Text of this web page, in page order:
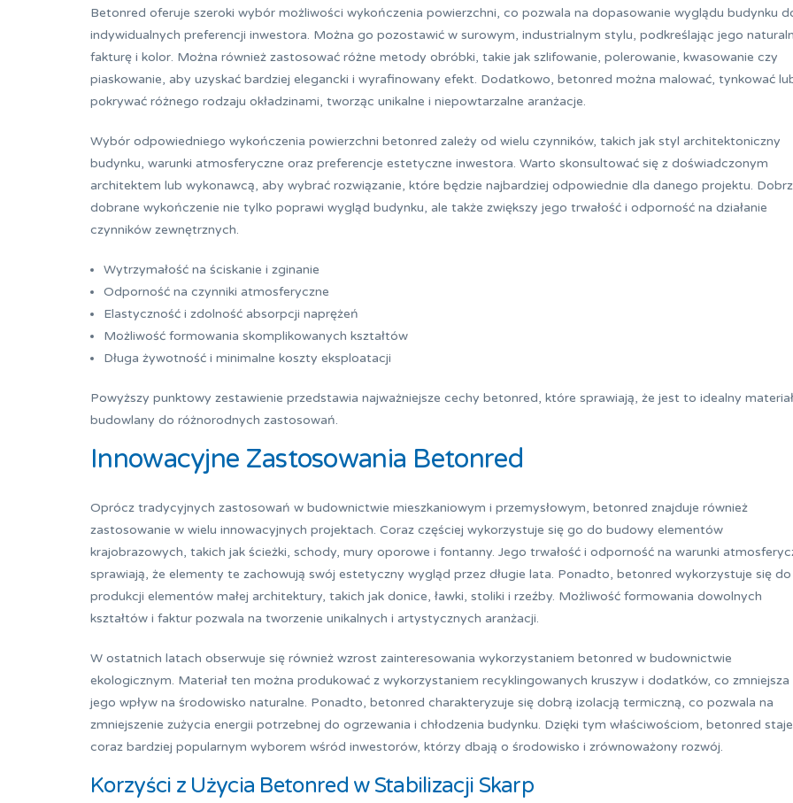
Betonred oferuje szeroki wybór możliwości wykończenia powierzchni, co pozwala na dopasowanie wyglądu budynku
indywidualnych preferencji inwestora. Można go pozostawić w surowym, industrialnym stylu, podkreślając jego
fakturę i kolor. Można również zastosować różne metody obróbki, takie jak szlifowanie, polerowanie, kwasowanie czy
piaskowanie, aby uzyskać bardziej elegancki i wyrafinowany efekt. Dodatkowo, betonred można malować, tynkować
pokrywać różnego rodzaju okładzinami, tworząc unikalne i niepowtarzalne aranżacje.
Wybór odpowiedniego wykończenia powierzchni betonred zależy od wielu czynników, takich jak styl architektoniczny
budynku, warunki atmosferyczne oraz preferencje estetyczne inwestora. Warto skonsultować się z doświadczonym
architektem lub wykonawcą, aby wybrać rozwiązanie, które będzie najbardziej odpowiednie dla danego projektu.
dobrane wykończenie nie tylko poprawi wygląd budynku, ale także zwiększy jego trwałość i odporność na działanie
czynników zewnętrznych.
Wytrzymałość na ściskanie i zginanie
Odporność na czynniki atmosferyczne
Elastyczność i zdolność absorpcji naprężeń
Możliwość formowania skomplikowanych kształtów
Długa żywotność i minimalne koszty eksploatacji
Powyższy punktowy zestawienie przedstawia najważniejsze cechy betonred, które sprawiają, że jest to idealny materiał
budowlany do różnorodnych zastosowań.
Innowacyjne Zastosowania Betonred
Oprócz tradycyjnych zastosowań w budownictwie mieszkaniowym i przemysłowym, betonred znajduje również
zastosowanie w wielu innowacyjnych projektach. Coraz częściej wykorzystuje się go do budowy elementów
krajobrazowych, takich jak ścieżki, schody, mury oporowe i fontanny. Jego trwałość i odporność na warunki
sprawiają, że elementy te zachowują swój estetyczny wygląd przez długie lata. Ponadto, betonred wykorzystuje się do
produkcji elementów małej architektury, takich jak donice, ławki, stoliki i rzeźby. Możliwość formowania dowolnych
kształtów i faktur pozwala na tworzenie unikalnych i artystycznych aranżacji.
W ostatnich latach obserwuje się również wzrost zainteresowania wykorzystaniem betonred w budownictwie
ekologicznym. Materiał ten można produkować z wykorzystaniem recyklingowanych kruszyw i dodatków, co zmniejsza
jego wpływ na środowisko naturalne. Ponadto, betonred charakteryzuje się dobrą izolacją termiczną, co pozwala na
zmniejszenie zużycia energii potrzebnej do ogrzewania i chłodzenia budynku. Dzięki tym właściwościom, betonred
coraz bardziej popularnym wyborem wśród inwestorów, którzy dbają o środowisko i zrównoważony rozwój.
Korzyści z Użycia Betonred w Stabilizacji Skarp